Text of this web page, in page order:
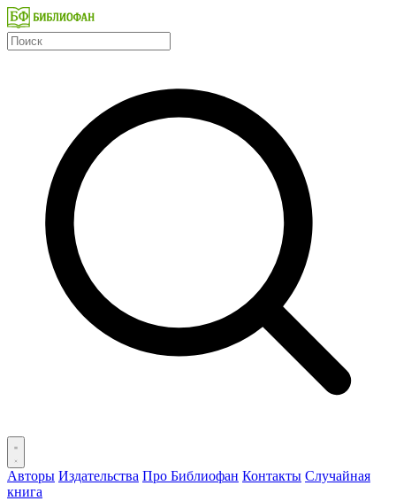
Авторы Издательства Про Библиофан Контакты Случайная
книга